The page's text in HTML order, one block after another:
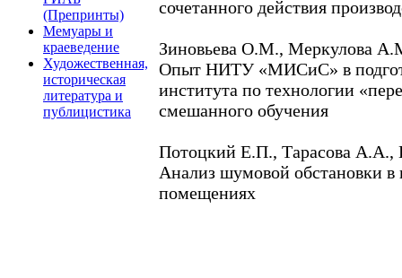
(Препринты)
Мемуары и
краеведение
Художественная,
историческая
литература и
публицистика
сочетанного действия
Зиновьева О.М., Меркулова
Опыт НИТУ «МИСиС» в
института по технологии
смешанного обучения
Потоцкий Е.П., Тарасова
Анализ шумовой обстановки в
помещениях